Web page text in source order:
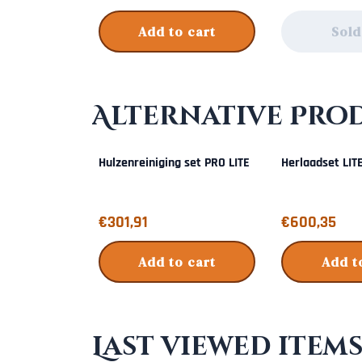
Add to cart
Alternative
Hulzenreiniging set PRO LITE
Price: 301,91
€301,91
Add to cart
Herlaadset LITE
Price: 600,35
€600,35
Add
Last viewed items